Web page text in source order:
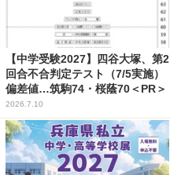
【中学受験2027】四谷大塚、第2
回合不合判定テスト（7/5実施）
偏差値…筑駒74・桜蔭70＜PR＞
2026.7.10